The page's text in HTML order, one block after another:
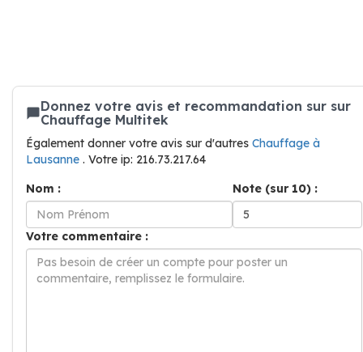
Donnez votre avis et recommandation sur sur
Chauffage Multitek
Également donner votre avis sur d'autres Chauffage à
Lausanne . Votre ip: 216.73.217.64
Nom :
Note (sur 10) :
Votre commentaire :